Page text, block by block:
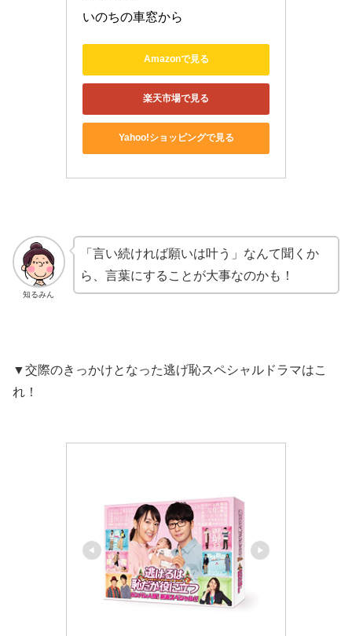
いのちの車窓から
Amazonで見る
楽天市場で見る
Yahoo!ショッピングで見る
知るみん
「言い続ければ願いは叶う」なんて聞くか
ら、言葉にすることが大事なのかも！
▼交際のきっかけとなった逃げ恥スペシャルドラマはこ
れ！